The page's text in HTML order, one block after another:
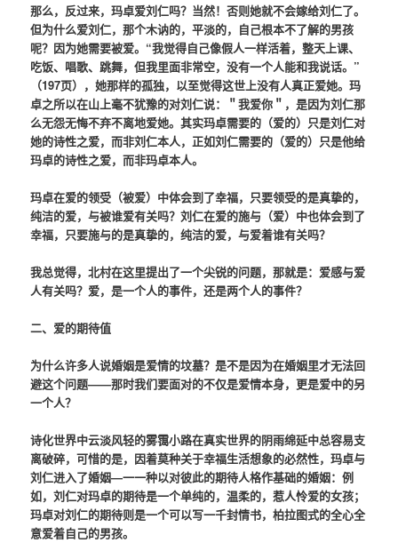
那么，反过来，玛卓爱刘仁吗？当然！否则她就不会嫁给刘仁了。
但为什么爱刘仁，那个木讷的，平淡的，自己根本不了解的男孩
呢？因为她需要被爱。“我觉得自己像假人一样活着，整天上课、
吃饭、唱歌、跳舞，但我里面非常空，没有一个人能和我说话。”
（197页），她那样的孤独，以至觉得这世上没有人真正爱她。玛
卓之所以在山上毫不犹豫的对刘仁说：＂我爱你＂，是因为刘仁那
么无怨无悔不弃不离地爱她。其实玛卓需要的（爱的）只是刘仁对
她的诗性之爱，而非刘仁本人，正如刘仁需要的（爱的）只是他给
玛卓的诗性之爱，而非玛卓本人。
玛卓在爱的领受（被爱）中体会到了幸福，只要领受的是真挚的，
纯洁的爱，与被谁爱有关吗？刘仁在爱的施与（爱）中也体会到了
幸福，只要施与的是真挚的，纯洁的爱，与爱着谁有关吗？
我总觉得，北村在这里提出了一个尖锐的问题，那就是：爱感与爱
人有关吗？爱，是一个人的事件，还是两个人的事件？
二、爱的期待值
为什么许多人说婚姻是爱情的坟墓？是不是因为在婚姻里才无法回
避这个问题——那时我们要面对的不仅是爱情本身，更是爱中的另
一个人？
诗化世界中云淡风轻的雾霭小路在真实世界的阴雨绵延中总容易支
离破碎，可惜的是，因着莫种关于幸福生活想象的必然性，玛卓与
刘仁进入了婚姻—一一种以对彼此的期待人格作基础的婚姻：例
如，刘仁对玛卓的期待是一个单纯的，温柔的，惹人怜爱的女孩；
玛卓对刘仁的期待则是一个可以写一千封情书，柏拉图式的全心全
意爱着自己的男孩。